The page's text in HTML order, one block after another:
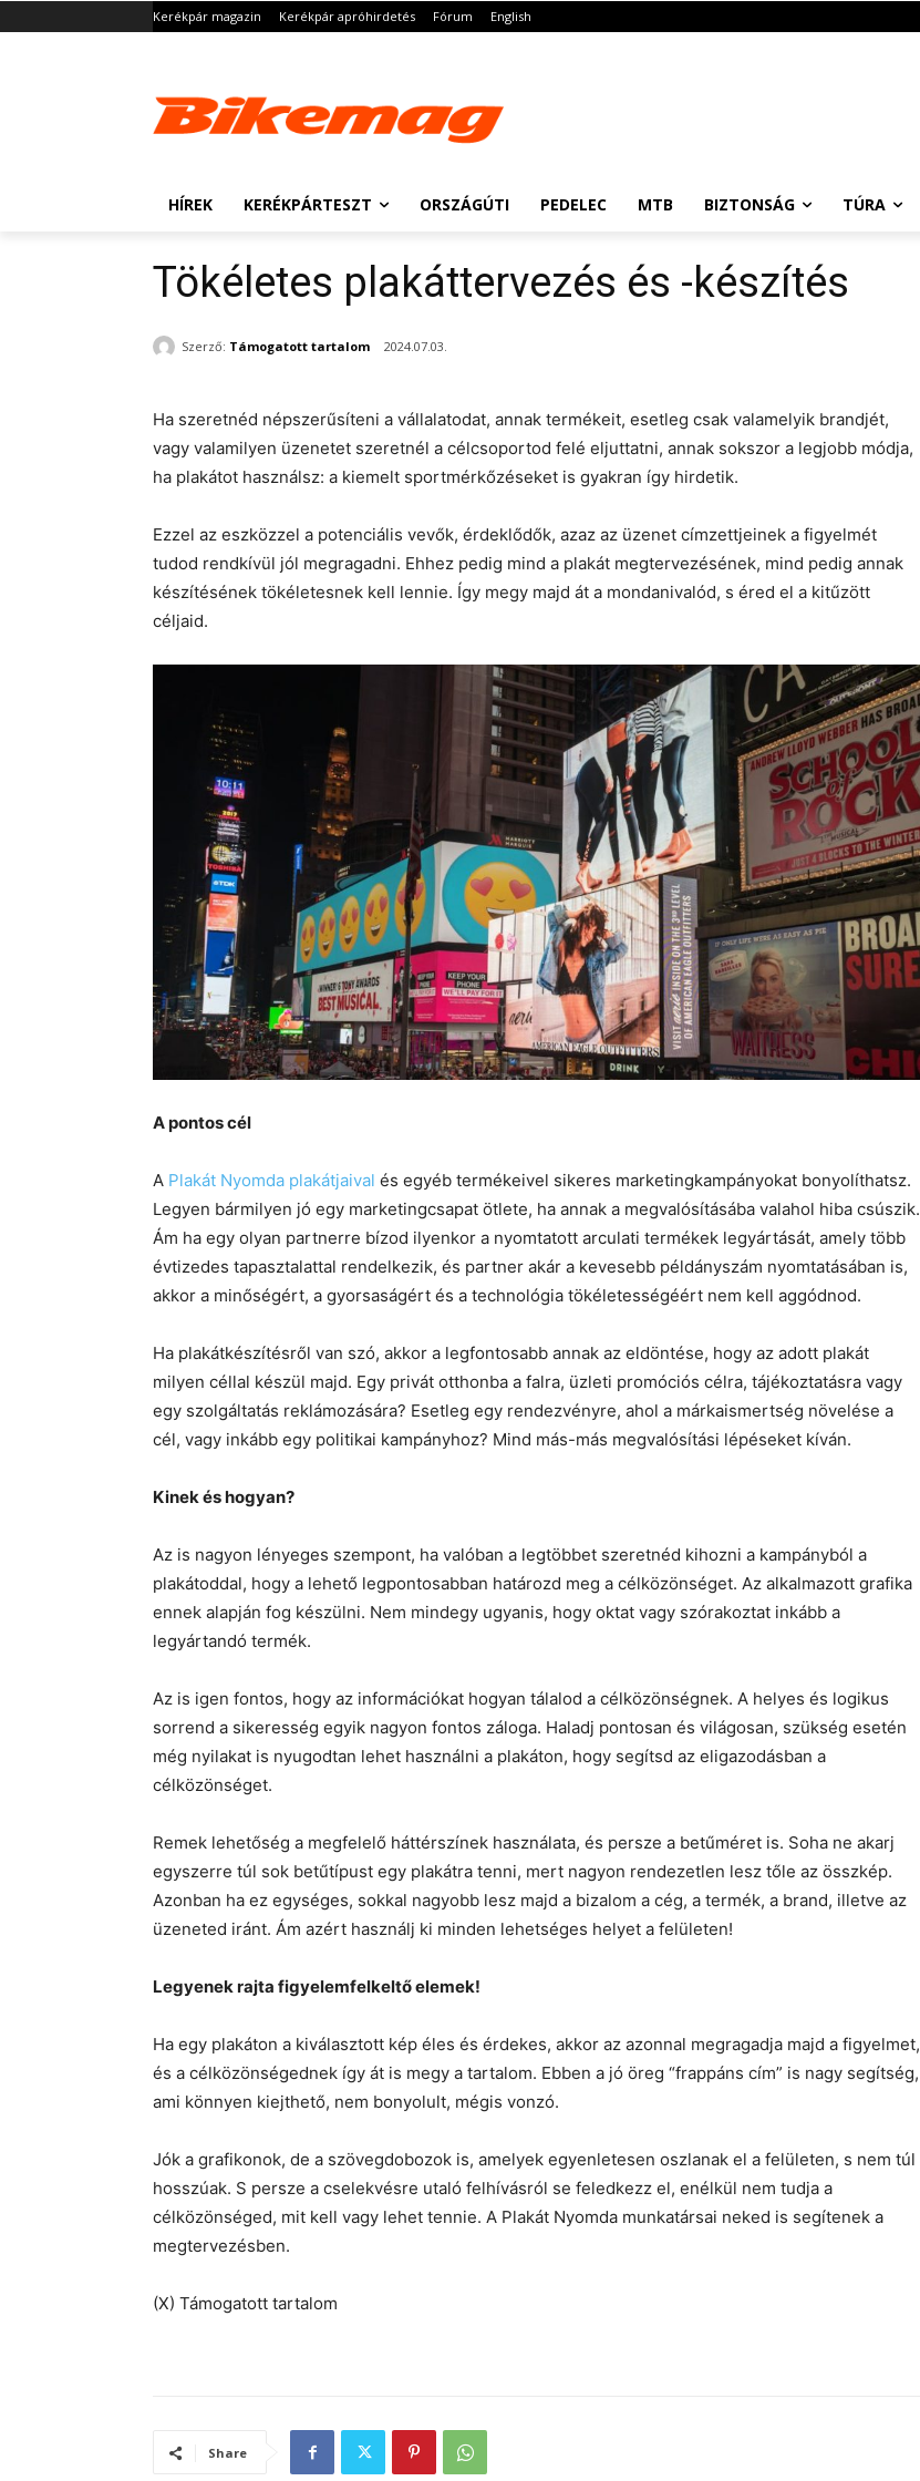
Kerékpár magazin Kerékpár apróhirdetés Fórum English
HÍREK KERÉKPÁRTESZT ORSZÁGÚTI PEDELEC MTB BIZTONSÁG TÚRA
Tökéletes plakáttervezés és -készítés
Szerző: Támogatott tartalom 2024.07.03.
Ha szeretnéd népszerűsíteni a vállalatodat, annak termékeit, esetleg csak valamelyik brandjét,
vagy valamilyen üzenetet szeretnél a célcsoportod felé eljuttatni, annak sokszor a legjobb módja,
ha plakátot használsz: a kiemelt sportmérkőzéseket is gyakran így hirdetik.
Ezzel az eszközzel a potenciális vevők, érdeklődők, azaz az üzenet címzettjeinek a figyelmét
tudod rendkívül jól megragadni. Ehhez pedig mind a plakát megtervezésének, mind pedig annak
készítésének tökéletesnek kell lennie. Így megy majd át a mondanivalód, s éred el a kitűzött
céljaid.
A pontos cél
A Plakát Nyomda plakátjaival és egyéb termékeivel sikeres marketingkampányokat bonyolíthatsz.
Legyen bármilyen jó egy marketingcsapat ötlete, ha annak a megvalósításába valahol hiba csúszik.
Ám ha egy olyan partnerre bízod ilyenkor a nyomtatott arculati termékek legyártását, amely több
évtizedes tapasztalattal rendelkezik, és partner akár a kevesebb példányszám nyomtatásában is,
akkor a minőségért, a gyorsaságért és a technológia tökéletességéért nem kell aggódnod.
Ha plakátkészítésről van szó, akkor a legfontosabb annak az eldöntése, hogy az adott plakát
milyen céllal készül majd. Egy privát otthonba a falra, üzleti promóciós célra, tájékoztatásra vagy
egy szolgáltatás reklámozására? Esetleg egy rendezvényre, ahol a márkaismertség növelése a
cél, vagy inkább egy politikai kampányhoz? Mind más-más megvalósítási lépéseket kíván.
Kinek és hogyan?
Az is nagyon lényeges szempont, ha valóban a legtöbbet szeretnéd kihozni a kampányból a
plakátoddal, hogy a lehető legpontosabban határozd meg a célközönséget. Az alkalmazott grafika
ennek alapján fog készülni. Nem mindegy ugyanis, hogy oktat vagy szórakoztat inkább a
legyártandó termék.
Az is igen fontos, hogy az információkat hogyan tálalod a célközönségnek. A helyes és logikus
sorrend a sikeresség egyik nagyon fontos záloga. Haladj pontosan és világosan, szükség esetén
még nyilakat is nyugodtan lehet használni a plakáton, hogy segítsd az eligazodásban a
célközönséget.
Remek lehetőség a megfelelő háttérszínek használata, és persze a betűméret is. Soha ne akarj
egyszerre túl sok betűtípust egy plakátra tenni, mert nagyon rendezetlen lesz tőle az összkép.
Azonban ha ez egységes, sokkal nagyobb lesz majd a bizalom a cég, a termék, a brand, illetve az
üzeneted iránt. Ám azért használj ki minden lehetséges helyet a felületen!
Legyenek rajta figyelemfelkeltő elemek!
Ha egy plakáton a kiválasztott kép éles és érdekes, akkor az azonnal megragadja majd a figyelmet,
és a célközönségednek így át is megy a tartalom. Ebben a jó öreg “frappáns cím” is nagy segítség,
ami könnyen kiejthető, nem bonyolult, mégis vonzó.
Jók a grafikonok, de a szövegdobozok is, amelyek egyenletesen oszlanak el a felületen, s nem túl
hosszúak. S persze a cselekvésre utaló felhívásról se feledkezz el, enélkül nem tudja a
célközönséged, mit kell vagy lehet tennie. A Plakát Nyomda munkatársai neked is segítenek a
megtervezésben.
(X) Támogatott tartalom
Share